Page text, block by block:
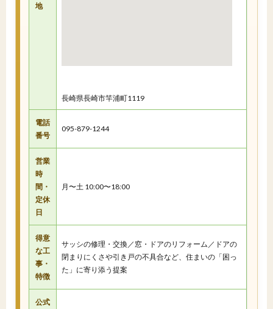
地
長崎県長崎市竿浦町1119
電話
番号
095-879-1244
営業
時
間・
定休
日
月〜土 10:00〜18:00
得意
な工
事・
特徴
サッシの修理・交換／窓・ドアのリフォーム／ドアの
閉まりにくさや引き戸の不具合など、住まいの「困っ
た」に寄り添う提案
公式